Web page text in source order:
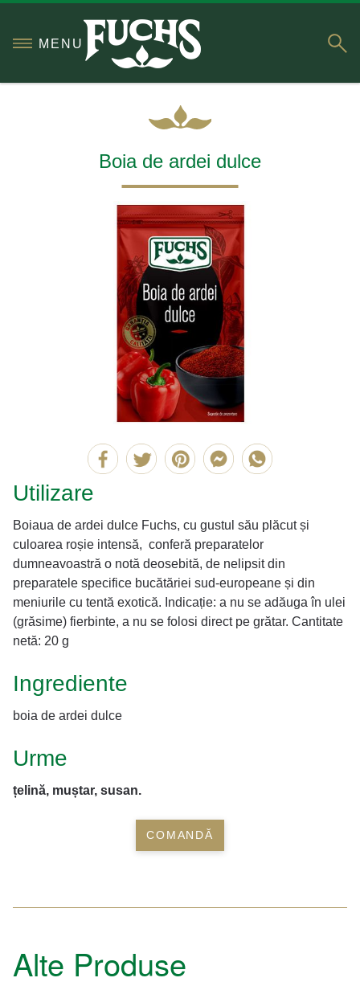
MENU
Boia de ardei dulce
Utilizare
Boiaua de ardei dulce Fuchs, cu gustul său plăcut și
culoarea roșie intensă, conferă preparatelor
dumneavoastră o notă deosebită, de nelipsit din
preparatele specifice bucătăriei sud-europeane și din
meniurile cu tentă exotică. Indicație: a nu se adăuga în ulei
(grăsime) fierbinte, a nu se folosi direct pe grătar. Cantitate
netă: 20 g
Ingrediente
boia de ardei dulce
Urme
țelină, muștar, susan.
COMANDĂ
Alte Produse